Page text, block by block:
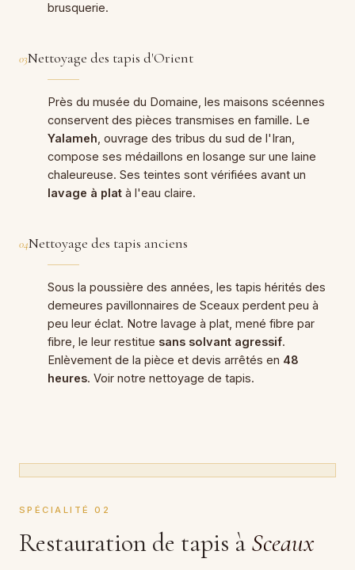
brusquerie.
03Nettoyage des tapis d'Orient
Près du musée du Domaine, les maisons scéennes
conservent des pièces transmises en famille. Le
Yalameh , ouvrage des tribus du sud de l'Iran,
compose ses médaillons en losange sur une laine
chaleureuse. Ses teintes sont vérifiées avant un
lavage à plat à l'eau claire.
04Nettoyage des tapis anciens
Sous la poussière des années, les tapis hérités des
demeures pavillonnaires de Sceaux perdent peu à
peu leur éclat. Notre lavage à plat, mené fibre par
fibre, le leur restitue sans solvant agressif.
Enlèvement de la pièce et devis arrêtés en 48
heures. Voir notre nettoyage de tapis.
SPÉCIALITÉ 02
Restauration de tapis à Sceaux